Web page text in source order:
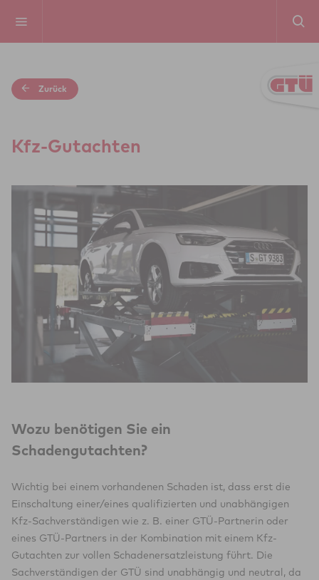
Zurück
Kfz-Gut­ach­ten
Wozu benötigen Sie ein
Schadengutachten?
Wichtig bei einem vorhandenen Schaden ist, dass erst die
Einschaltung einer/eines qualifizierten und unabhängigen
Kfz-Sachverständigen wie z. B. einer GTÜ-Partnerin oder
eines GTÜ-Partners in der Kombination mit einem Kfz-
Gutachten zur vollen Schadenersatzleistung führt. Die
Sachverständigen der GTÜ sind unabhängig und neutral, da